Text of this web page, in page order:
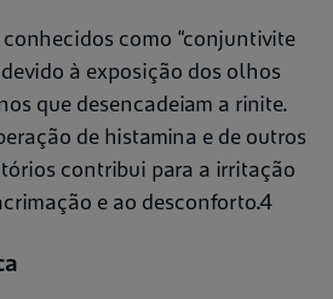
conhecidos como “conjuntivite
à exposição dos olhos
que desencadeiam a rinite.
de histamina e de outros
contribui para a irritação
e ao desconforto.4